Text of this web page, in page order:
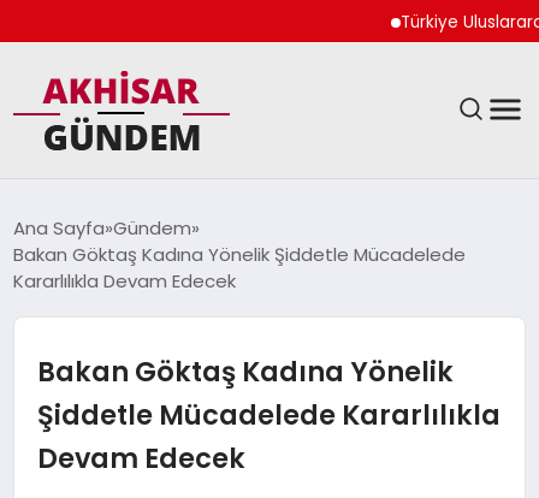
Türkiye Uluslararası
DÜNYA
TEKNOLOJI
Ana Sayfa Gündem
Bakan Göktaş Kadına Yönelik Şiddetle Mücadelede
Kararlılıkla Devam Edecek
Bakan Göktaş Kadına Yönelik
Şiddetle Mücadelede Kararlılıkla
Devam Edecek